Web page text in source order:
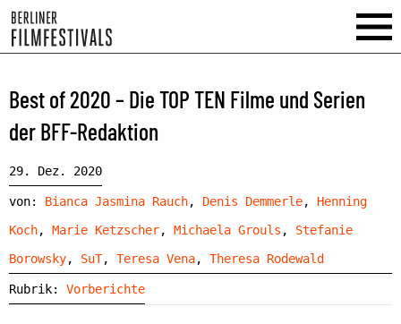
Best of 2020 – Die TOP TEN Filme und Serien
der BFF-Redaktion
29. Dez. 2020
von: Bianca Jasmina Rauch, Denis Demmerle, Henning
Koch, Marie Ketzscher, Michaela Grouls , Stefanie
Borowsky, SuT, Teresa Vena, Theresa Rodewald
Rubrik: Vorberichte